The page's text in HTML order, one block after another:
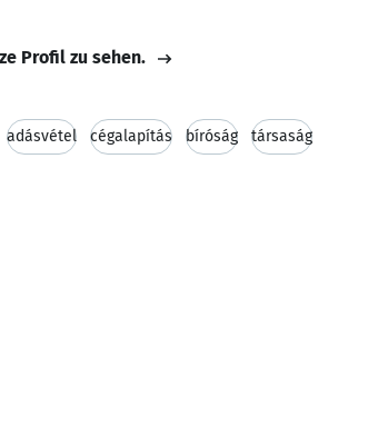
Profil zu sehen.
adásvétel cégalapítás bíróság társaság